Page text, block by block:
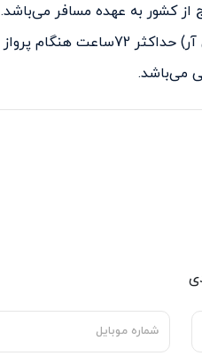
کشور به عهده مسافر می‌باشد.
هنگام پرواز رفت و برگشت
.